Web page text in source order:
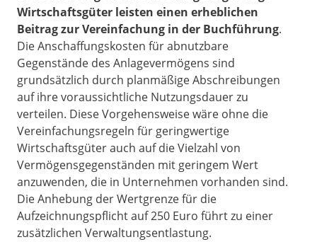
Wirtschaftsgüter leisten einen erheblichen
Beitrag zur Vereinfachung in der Buchführung.
Die Anschaffungskosten für abnutzbare
Gegenstände des Anlagevermögens sind
grundsätzlich durch planmäßige Abschreibungen
auf ihre voraussichtliche Nutzungsdauer zu
verteilen. Diese Vorgehensweise wäre ohne die
Vereinfachungsregeln für geringwertige
Wirtschaftsgüter auch auf die Vielzahl von
Vermögensgegenständen mit geringem Wert
anzuwenden, die in Unternehmen vorhanden sind.
Die Anhebung der Wertgrenze für die
Aufzeichnungspflicht auf 250 Euro führt zu einer
zusätzlichen Verwaltungsentlastung.